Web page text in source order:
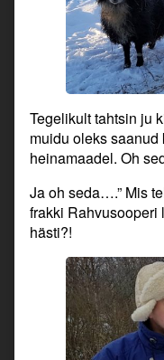
Tegelikult tahtsin ju
muidu oleks
heinamaadel. Oh
Ja oh seda….” Mis
frakki Rahvusooperi
hästi?!